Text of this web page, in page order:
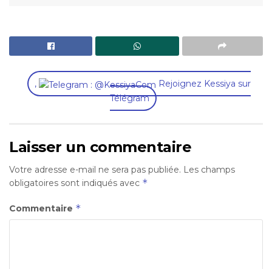
,
Rejoignez Kessiya sur
Télégram
Laisser un commentaire
Votre adresse e-mail ne sera pas publiée. Les champs
obligatoires sont indiqués avec *
Commentaire *